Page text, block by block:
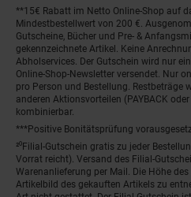
**15€ Rabatt im Netto Online-Shop auf
Mindestbestellwert von 200 €.
Gutscheine, Bücher und Pre- &
gekennzeichnete Artikel. Keine
Abholservices. Der Gutschein wird nur
Online-Shop-Newsletter versendet. Nur
pro Person und Bestellung.
anderen Aktionsvorteilen (PAYBACK
kombinierbar.
***Positive Bonitätsprüfung
²⁰Filial-Gutschein gratis zu jeder
Vorrat reicht). Versand des Filial-
Warenanlieferung per Mail. Die Höhe
Artikelbild des gekauften Artikels zu